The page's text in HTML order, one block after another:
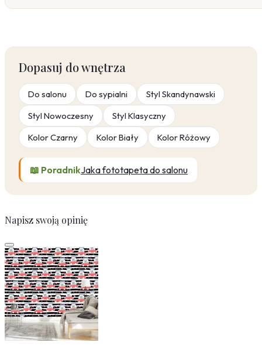
Dopasuj do wnętrza
Do salonu Do sypialni
Styl Skandynawski
Styl Nowoczesny
Styl Klasyczny
Kolor Czarny
Kolor Biały Kolor Różowy
📖 PoradnikJaka fototapeta do salonu
Napisz swoją opinię